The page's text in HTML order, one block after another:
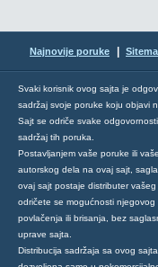
Najnovije poruke
Svaki korisnik ovog sajta je
sadržaj svoje poruke koju objavi
Sajt se odriče svake
sadržaj tih poruka.
Postavljanjem vaše poruke ili
autorskog dela na ovaj sajt,
ovaj sajt postaje distributer
odričete se mogućnosti njegovog
povlačenja ili brisanja, bez
uprave sajta.
Distribucija sadržaja sa ovog